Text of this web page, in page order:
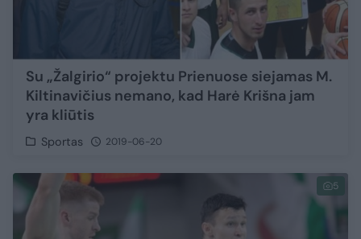
Su „Žalgirio“ projektu Prienuose siejamas M.
Kiltinavičius nemano, kad Harė Krišna jam
yra kliūtis
Sportas 2019-06-20
5